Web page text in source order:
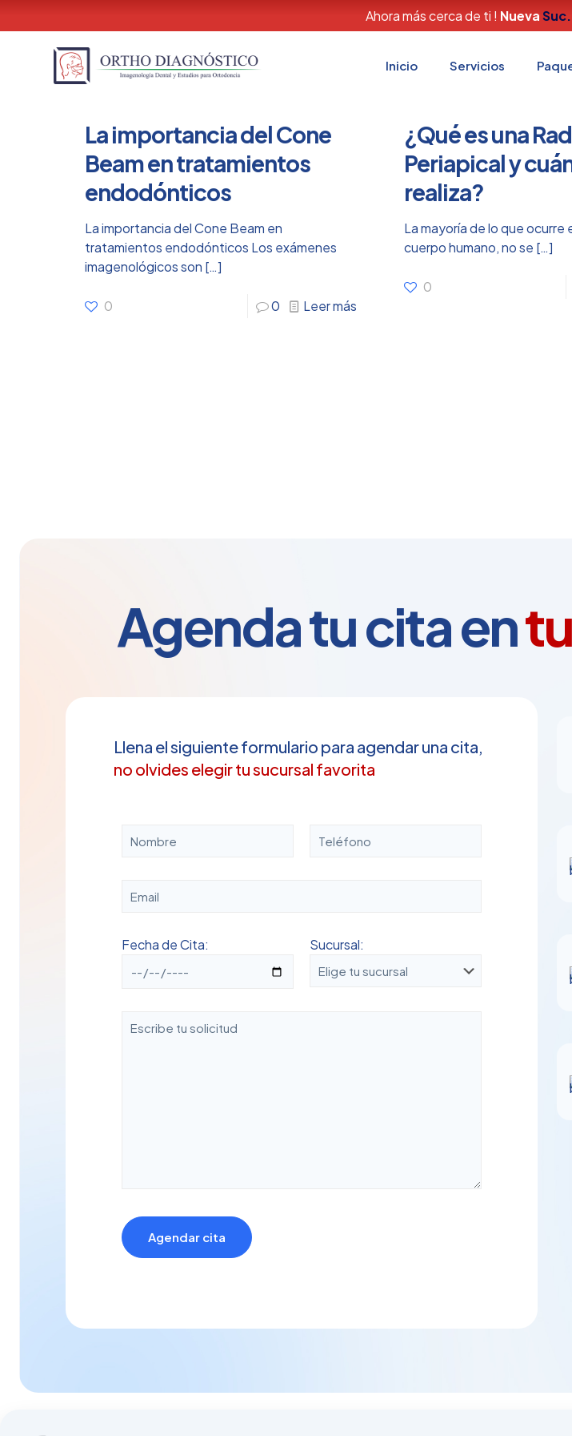
Ahora más cerca de ti ! Nueva
Inicio Servicios
La importancia del Cone
Beam en tratamientos
endodónticos
La importancia del Cone Beam en
tratamientos endodónticos Los exámenes
imagenológicos son […]
0 0 Leer más
¿Qué es una
Periapical y
realiza?
La mayoría de lo que ocurre
cuerpo humano, no se […]
0
Agenda tu cita en
Llena el siguiente formulario para agendar una cita,
no olvides elegir tu sucursal favorita
Fecha de Cita: Sucursal: